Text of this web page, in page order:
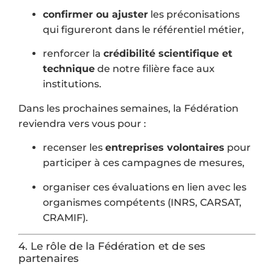
confirmer ou ajuster les préconisations
qui figureront dans le référentiel métier,
renforcer la crédibilité scientifique et
technique de notre filière face aux
institutions.
Dans les prochaines semaines, la Fédération
reviendra vers vous pour :
recenser les entreprises volontaires pour
participer à ces campagnes de mesures,
organiser ces évaluations en lien avec les
organismes compétents (INRS, CARSAT,
CRAMIF).
4. Le rôle de la Fédération et de ses
partenaires